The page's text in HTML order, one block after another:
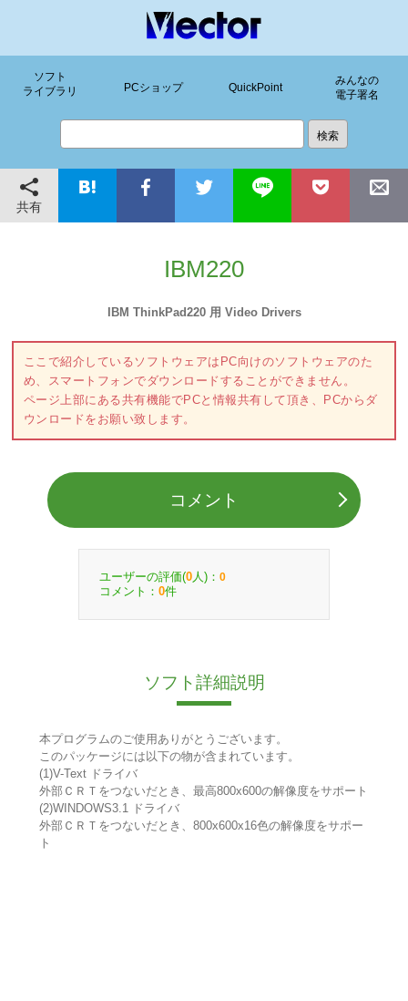
ソフト
ライブラリ
PCショップ QuickPoint
みんなの
電子署名
共有
IBM220
IBM ThinkPad220 用 Video Drivers
ここで紹介しているソフトウェアはPC向けのソフトウェアのた
め、スマートフォンでダウンロードすることができません。
ページ上部にある共有機能でPCと情報共有して頂き、PCからダ
ウンロードをお願い致します。
コメント
ユーザーの評価(0 人)： 0
コメント： 0件
ソフト詳細説明
本プログラムのご使用ありがとうございます。
このパッケージには以下の物が含まれています。
(1)V-Text ドライバ
外部ＣＲＴをつないだとき、最高800x600の解像度をサポート
(2)WINDOWS3.1 ドライバ
外部ＣＲＴをつないだとき、800x600x16色の解像度をサポー
ト